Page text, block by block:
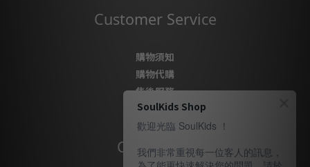
Customer Service
購物須知
購物代購
售後服務
隱私政策
Contact Us
SoulKids Shop
歡迎光臨 SoulKids ！
我們非常重視每一位客人的訊息，